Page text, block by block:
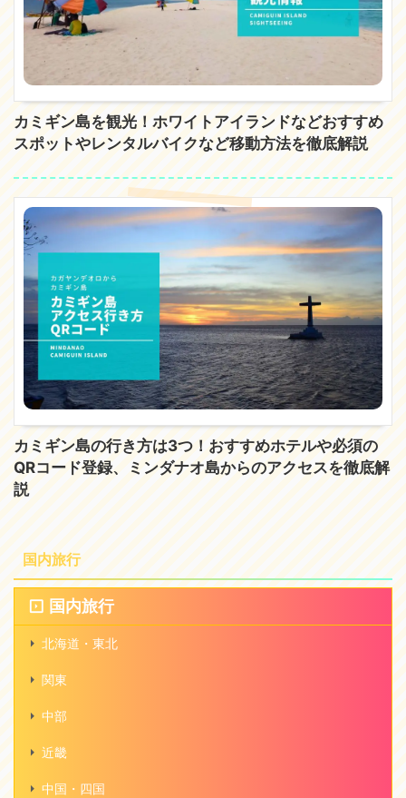
カミギン島を観光！ホワイトアイランドなどおすすめ
スポットやレンタルバイクなど移動方法を徹底解説
カミギン島の行き方は3つ！おすすめホテルや必須の
QRコード登録、ミンダナオ島からのアクセスを徹底解
説
国内旅行
国内旅行
北海道・東北
関東
中部
近畿
中国・四国